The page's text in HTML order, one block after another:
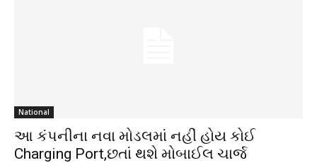
National
આ કંપનીના નવા મોડલમાં નહીં હોય કોઈ
Charging Port,છતાં થશે મોબાઈલ ચાર્જ